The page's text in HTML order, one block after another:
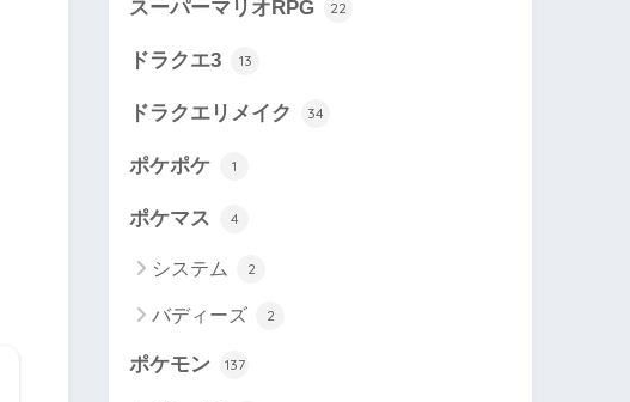
スーパーマリオRPG 22
ドラクエ3 13
ドラクエリメイク 34
ポケポケ 1
ポケマス 4
システム 2
バディーズ 2
ポケモン 137